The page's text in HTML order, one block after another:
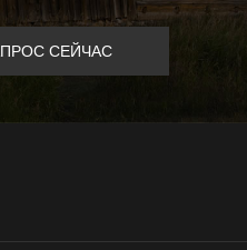
СЕЙЧАС